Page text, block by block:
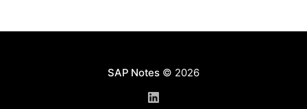
SAP Notes© 2026